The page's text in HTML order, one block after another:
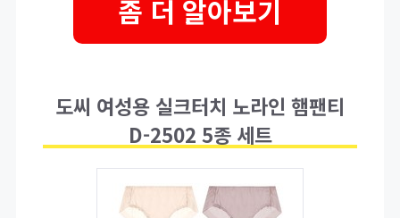
좀 더 알아보기
도씨 여성용 실크터치 노라인 햄팬티
D-2502 5종 세트